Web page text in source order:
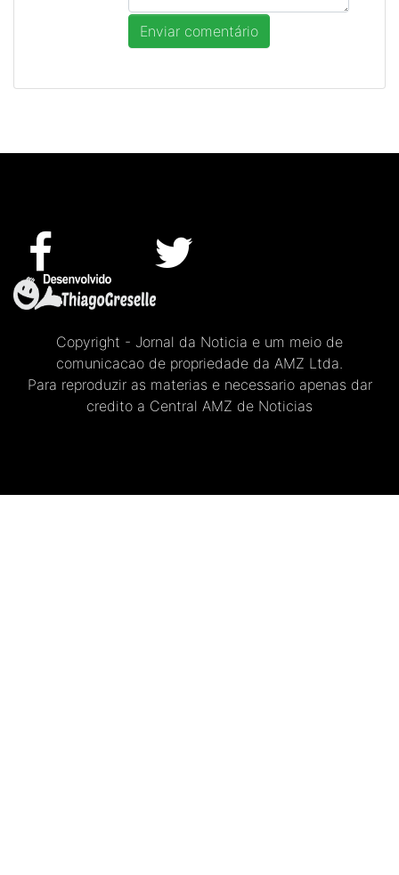
Copyright - Jornal da Noticia e um meio de
comunicacao de propriedade da AMZ Ltda.
Para reproduzir as materias e necessario apenas dar
credito a Central AMZ de Noticias